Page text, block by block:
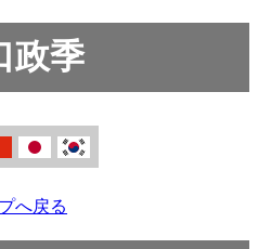
政季
へ戻る